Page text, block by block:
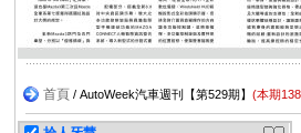
首頁 / AutoWeek汽車週刊【第529期】 (本期